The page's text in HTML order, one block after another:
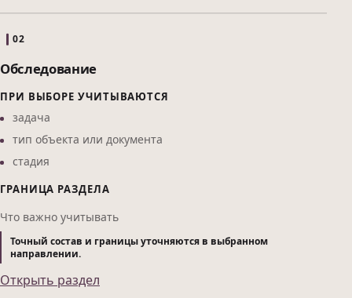
02
Обследование
ПРИ ВЫБОРЕ УЧИТЫВАЮТСЯ
задача
тип объекта или документа
стадия
ГРАНИЦА РАЗДЕЛА
Что важно учитывать
Точный состав и границы уточняются в выбранном
направлении.
Открыть раздел